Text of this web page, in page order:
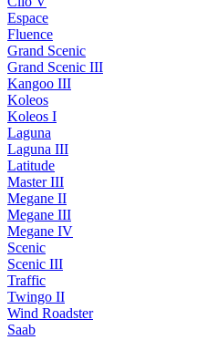
Espace
Fluence
Grand Scenic
Grand Scenic III
Kangoo III
Koleos
Koleos I
Laguna
Laguna III
Latitude
Master III
Megane II
Megane III
Megane IV
Scenic
Scenic III
Traffic
Twingo II
Wind Roadster
Saab